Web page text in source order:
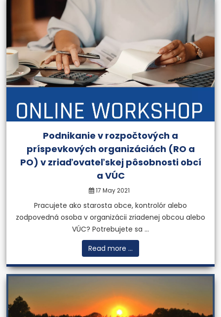
Podnikanie v rozpočtových a
príspevkových organizáciách (RO a
PO) v zriaďovateľskej pôsobnosti obcí
a VÚC
17 May 2021
Pracujete ako starosta obce, kontrolór alebo
zodpovedná osoba v organizácii zriadenej obcou alebo
VÚC? Potrebujete sa ...
Read more ...